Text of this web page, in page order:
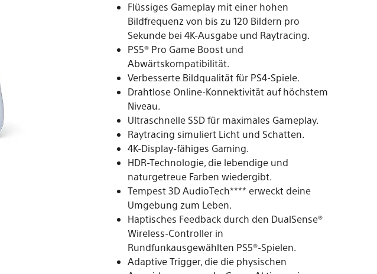
Flüssiges Gameplay mit einer hohen
Bildfrequenz von bis zu 120 Bildern pro
Sekunde bei 4K-Ausgabe und Raytracing.
PS5® Pro Game Boost und
Abwärtskompatibilität.
Verbesserte Bildqualität für PS4-Spiele.
Drahtlose Online-Konnektivität auf höchstem
Niveau.
Ultraschnelle SSD für maximales Gameplay.
Raytracing simuliert Licht und Schatten.
4K-Display-fähiges Gaming.
HDR-Technologie, die lebendige und
naturgetreue Farben wiedergibt.
Tempest 3D AudioTech**** erweckt deine
Umgebung zum Leben.
Haptisches Feedback durch den DualSense®
Wireless-Controller in
Rundfunkausgewählten PS5®-Spielen.
Adaptive Trigger, die die physischen